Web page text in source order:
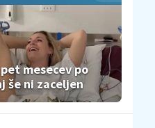
mesecev po
še ni zaceljen